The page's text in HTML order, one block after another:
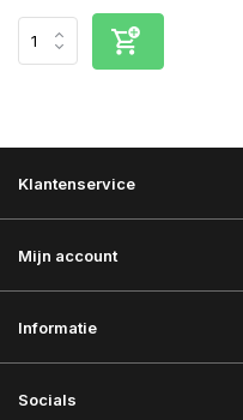
Klantenservice
Mijn account
Informatie
Socials